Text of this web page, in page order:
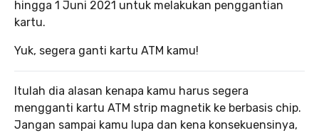
hingga 1 Juni 2021 untuk melakukan penggantian
kartu.
Yuk, segera ganti kartu ATM kamu!
Itulah dia alasan kenapa kamu harus segera
mengganti kartu ATM strip magnetik ke berbasis chip.
Jangan sampai kamu lupa dan kena konsekuensinya,